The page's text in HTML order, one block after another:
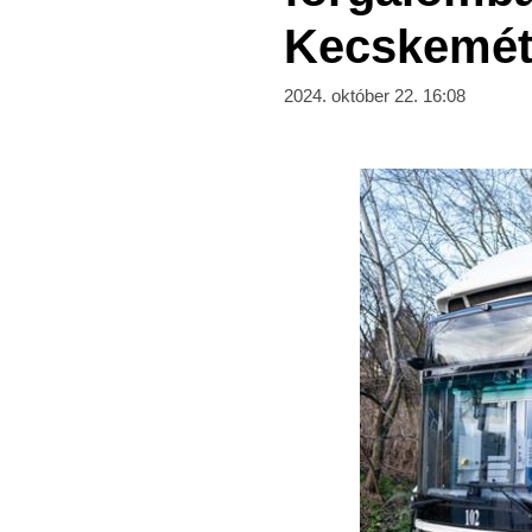
2024. október 22. 16:08